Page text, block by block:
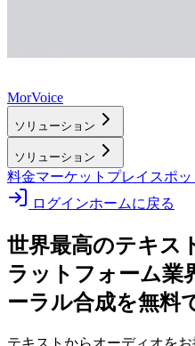
MorVoice
ソリューション
ソリューション
料金マーケットプレイスポッ
ログインホームに戻る
世界最高のテキス
ラットフォーム業
ーラル合成を無料
テキストからオーディオを